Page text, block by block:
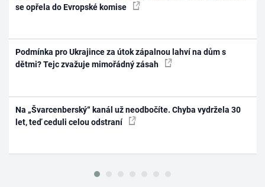
se opřela do Evropské komise
Podmínka pro Ukrajince za útok zápalnou lahví na dům s
dětmi? Tejc zvažuje mimořádný zásah
Na „Švarcenberský“ kanál už neodbočíte. Chyba vydržela 30
let, teď ceduli celou odstraní